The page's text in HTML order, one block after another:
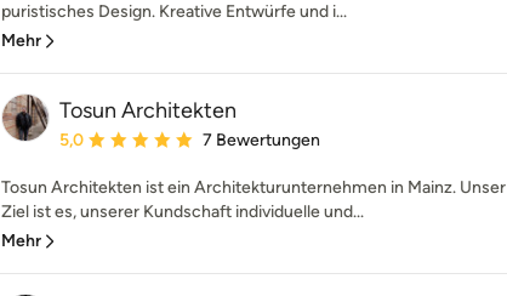
puristisches Design. Kreative Entwürfe und i...
Mehr
Tosun Architekten
Durchschnittliche Bewertung: 5 von 5 Sternen
5,0 7 Bewertungen
Tosun Architekten ist ein Architekturunternehmen in Mainz. Unser
Ziel ist es, unserer Kundschaft individuelle und...
Mehr